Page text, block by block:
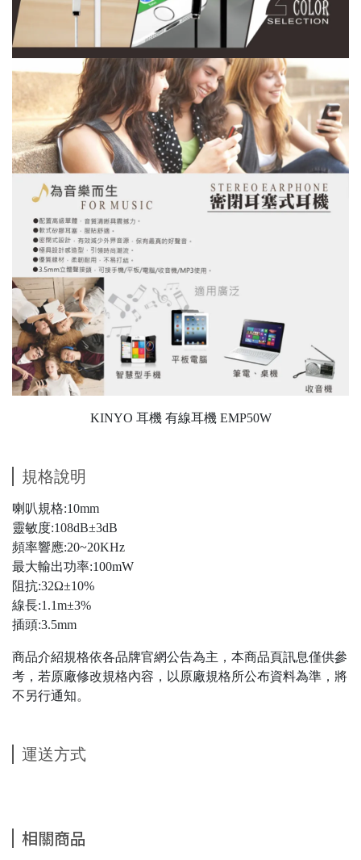
KINYO 耳機 有線耳機 EMP50W
規格說明
喇叭規格:10mm
靈敏度:108dB±3dB
頻率響應:20~20KHz
最大輸出功率:100mW
阻抗:32Ω±10%
線長:1.1m±3%
插頭:3.5mm
商品介紹規格依各品牌官網公告為主，本商品頁訊息僅供參
考，若原廠修改規格內容，以原廠規格所公布資料為準，將
不另行通知。
運送方式
相關商品